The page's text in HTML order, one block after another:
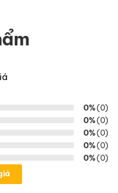
0%(0)
0%(0)
0%(0)
0%(0)
0%(0)